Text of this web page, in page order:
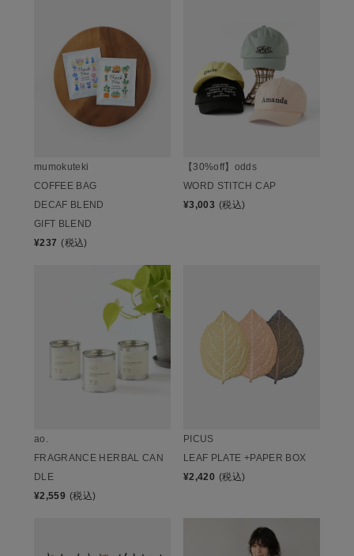
mumokuteki
COFFEE BAG
DECAF BLEND
GIFT BLEND
¥237 (税込)
【30%off】odds
WORD STITCH CAP
¥3,003 (税込)
ao.
FRAGRANCE HERBAL CAN
DLE
¥2,559 (税込)
PICUS
LEAF PLATE +PAPER BOX
¥2,420 (税込)